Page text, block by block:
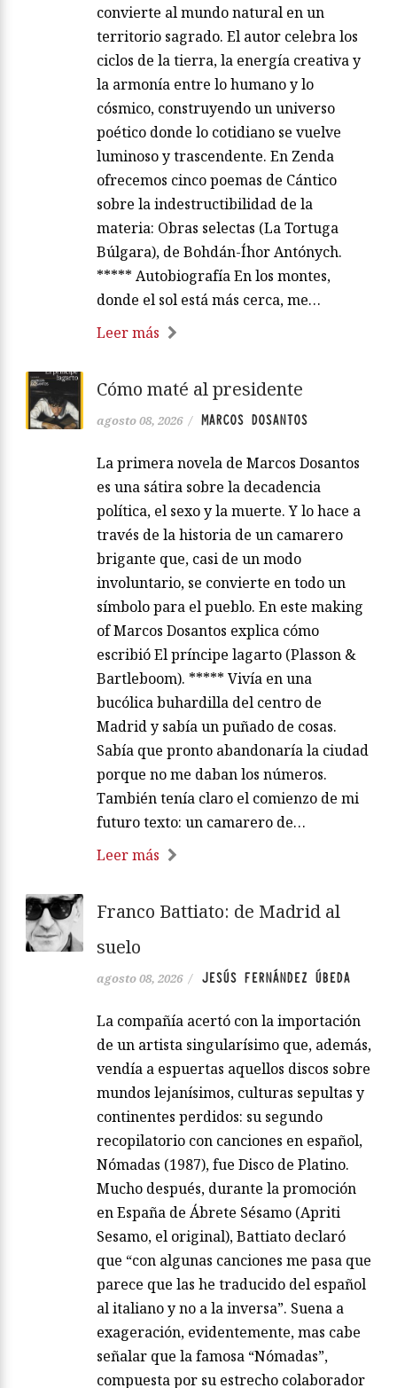
convierte al mundo natural en un
territorio sagrado. El autor celebra los
ciclos de la tierra, la energía creativa y
la armonía entre lo humano y lo
cósmico, construyendo un universo
poético donde lo cotidiano se vuelve
luminoso y trascendente. En Zenda
ofrecemos cinco poemas de Cántico
sobre la indestructibilidad de la
materia: Obras selectas (La Tortuga
Búlgara), de Bohdán-Íhor Antónych.
***** Autobiografía En los montes,
donde el sol está más cerca, me…
Leer más
Cómo maté al presidente
agosto 08, 2026 / MARCOS DOSANTOS
La primera novela de Marcos Dosantos
es una sátira sobre la decadencia
política, el sexo y la muerte. Y lo hace a
través de la historia de un camarero
brigante que, casi de un modo
involuntario, se convierte en todo un
símbolo para el pueblo. En este making
of Marcos Dosantos explica cómo
escribió El príncipe lagarto (Plasson &
Bartleboom). ***** Vivía en una
bucólica buhardilla del centro de
Madrid y sabía un puñado de cosas.
Sabía que pronto abandonaría la ciudad
porque no me daban los números.
También tenía claro el comienzo de mi
futuro texto: un camarero de…
Leer más
Franco Battiato: de Madrid al
suelo
agosto 08, 2026 / JESÚS FERNÁNDEZ ÚBEDA
La compañía acertó con la importación
de un artista singularísimo que, además,
vendía a espuertas aquellos discos sobre
mundos lejanísimos, culturas sepultas y
continentes perdidos: su segundo
recopilatorio con canciones en español,
Nómadas (1987), fue Disco de Platino.
Mucho después, durante la promoción
en España de Ábrete Sésamo (Apriti
Sesamo, el original), Battiato declaró
que “con algunas canciones me pasa que
parece que las he traducido del español
al italiano y no a la inversa”. Suena a
exageración, evidentemente, mas cabe
señalar que la famosa “Nómadas”,
compuesta por su estrecho colaborador